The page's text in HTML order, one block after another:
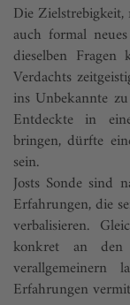
Die
auch formal
dieselben Fragen
Verdachts
ins Unbekannte
Entdeckte in
bringen, dürfte
sein.
Josts Sonde sind
Erfahrungen, die
verbalisieren.
konkret an den
Erfahrungen